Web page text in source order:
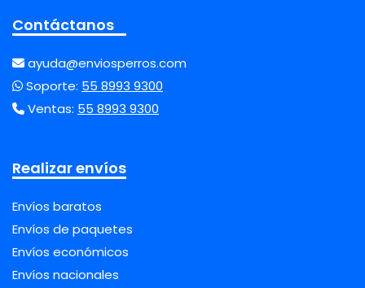
Contáctanos
ayuda@enviosperros.com
Soporte: 55 8993 9300
Ventas: 55 8993 9300
Realizar envíos
Envíos baratos
Envíos de paquetes
Envíos económicos
Envíos nacionales